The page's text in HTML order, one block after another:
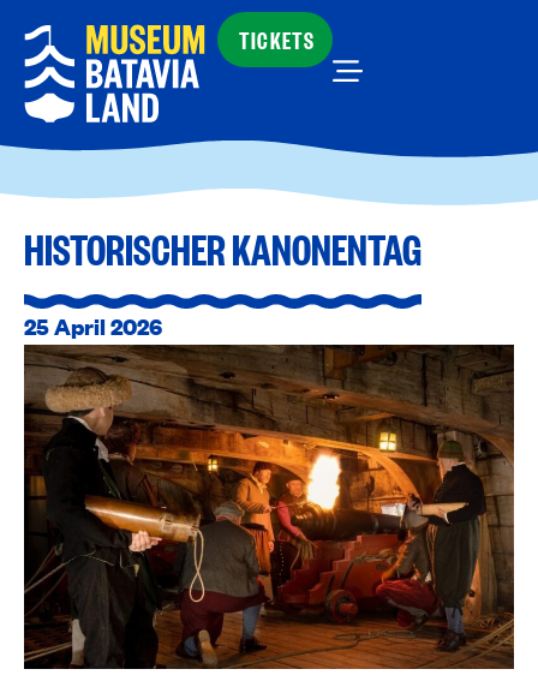
TICKETS
HISTORISCHER KANONENTAG
25 April 2026